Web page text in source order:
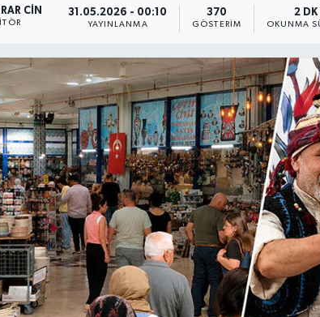
CIN 31.05.2026 - 00:10
YAYINLANMA
370
GÖSTERIM
2 DK
OKUNMA